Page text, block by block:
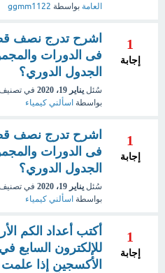
العامة بواسطة ggmm1122
1
إجابة
اشرح تدرج نصف
فى الدورات
الجدول الدوري؟
سُئل يناير 19، 2020 في
بواسطة اسألني كيمياء
1
إجابة
اشرح تدرج نصف
فى الدورات
الجدول الدوري؟
سُئل يناير 19، 2020 في
بواسطة اسألني كيمياء
1
إجابة
أكتب أعداد الكم
للإلكترون السابع
الأكسجين إذا علمت